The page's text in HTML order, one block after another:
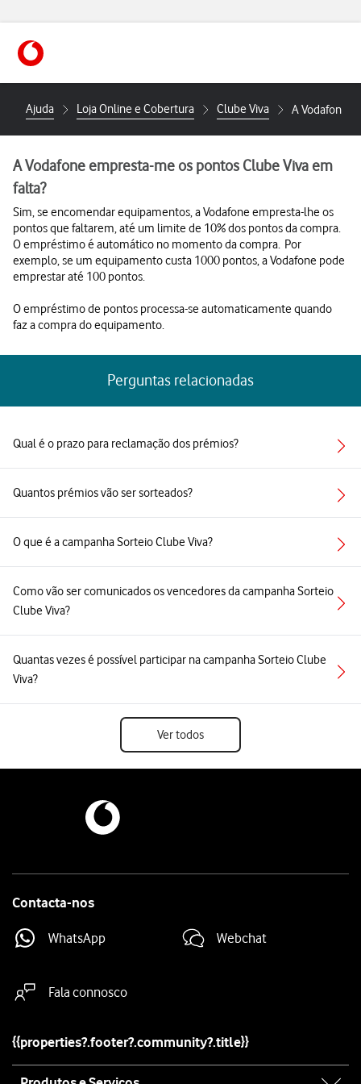
https://www.vodafone.pt
Ajuda Loja Online e Cobertura Clube Viva A Vodafone
A Vodafone empresta-me os pontos Clube Viva em
falta?
Sim, se encomendar equipamentos, a Vodafone empresta-lhe os
pontos que faltarem, até um limite de 10% dos pontos da compra.
O empréstimo é automático no momento da compra. Por
exemplo, se um equipamento custa 1000 pontos, a Vodafone pode
emprestar até 100 pontos.
O empréstimo de pontos processa-se automaticamente quando
faz a compra do equipamento.
Perguntas relacionadas
Qual é o prazo para reclamação dos prémios?
Quantos prémios vão ser sorteados?
O que é a campanha Sorteio Clube Viva?
Como vão ser comunicados os vencedores da campanha Sorteio
Clube Viva?
Quantas vezes é possível participar na campanha Sorteio Clube
Viva?
Ver todos
Contacta-nos
WhatsApp Webchat
Fala connosco
{{properties?.footer?.community?.title}}